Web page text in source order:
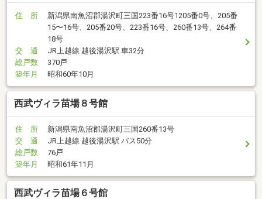
住 所
新潟県南魚沼郡湯沢町三国223番16号1205番0号、205番
15〜16号、205番20号、223番16号、260番13号、264番
18号
交 通
JR上越線 越後湯沢駅 車32分
総戸数
370戸
築年月
昭和60年10月
西武ヴィラ苗場８号館
住 所
新潟県南魚沼郡湯沢町三国260番13号
交 通
JR上越線 越後湯沢駅 バス50分
総戸数
76戸
築年月
昭和61年11月
西武ヴィラ苗場６号館